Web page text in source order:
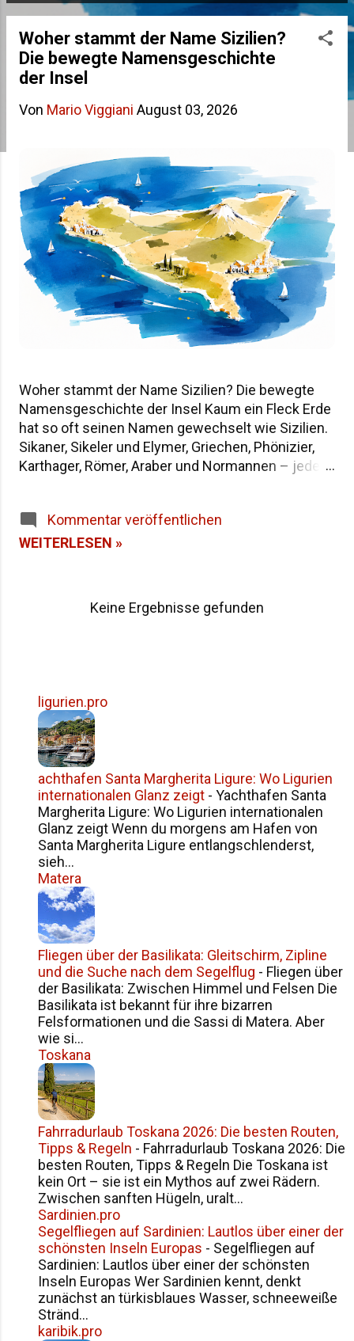
s
Woher stammt der Name Sizilien?
Die bewegte Namensgeschichte
der Insel
Von Mario Viggiani August 03, 2026
Woher stammt der Name Sizilien? Die bewegte
Namensgeschichte der Insel Kaum ein Fleck Erde
hat so oft seinen Namen gewechselt wie Sizilien.
Sikaner, Sikeler und Elymer, Griechen, Phönizier,
Karthager, Römer, Araber und Normannen – jede
fragst, warum die Insel heute "Sicilia" heißt und
wie sie in der Antike genannt wurde, findest du
heutigen Namen. Woher stammt der Name
Sizilien Inhaltsverzeichnis Die Herkunft des
Weitere antike Namen und Legenden Alle Namen
Siziliens im Überblick Häufige Fragen zur
Namensgeschichte Siziliens Fazit
Kommentar veröffentlichen
WEITERLESEN »
Keine Ergebnisse gefunden
ligurien.pro
achthafen Santa Margherita Ligure: Wo Ligurien
internationalen Glanz zeigt - Yachthafen Santa
Margherita Ligure: Wo Ligurien internationalen
Glanz zeigt Wenn du morgens am Hafen von
Santa Margherita Ligure entlangschlenderst,
sieh...
Matera
Fliegen über der Basilikata: Gleitschirm, Zipline
und die Suche nach dem Segelflug - Fliegen über
der Basilikata: Zwischen Himmel und Felsen Die
Basilikata ist bekannt für ihre bizarren
Felsformationen und die Sassi di Matera. Aber
wie si...
Toskana
Fahrradurlaub Toskana 2026: Die besten Routen,
Tipps & Regeln - Fahrradurlaub Toskana 2026: Die
besten Routen, Tipps & Regeln Die Toskana ist
kein Ort – sie ist ein Mythos auf zwei Rädern.
Zwischen sanften Hügeln, uralt...
Sardinien.pro
Segelfliegen auf Sardinien: Lautlos über einer der
schönsten Inseln Europas - Segelfliegen auf
Sardinien: Lautlos über einer der schönsten
Inseln Europas Wer Sardinien kennt, denkt
zunächst an türkisblaues Wasser, schneeweiße
Stränd...
karibik.pro